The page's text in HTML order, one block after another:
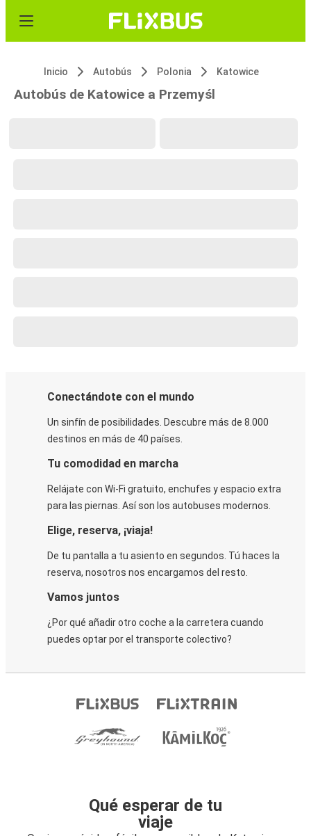
Inicio Autobús Polonia Katowice
Autobús de Katowice a Przemyśl
Conectándote con el mundo
Un sinfín de posibilidades. Descubre más de 8.000
destinos en más de 40 países.
Tu comodidad en marcha
Relájate con Wi-Fi gratuito, enchufes y espacio extra
para las piernas. Así son los autobuses modernos.
Elige, reserva, ¡viaja!
De tu pantalla a tu asiento en segundos. Tú haces la
reserva, nosotros nos encargamos del resto.
Vamos juntos
¿Por qué añadir otro coche a la carretera cuando
puedes optar por el transporte colectivo?
Qué esperar de tu
viaje